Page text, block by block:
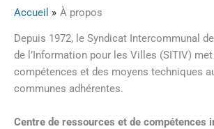
Accueil À propos
Depuis 1972, le Syndicat Intercommunal
de l’Information pour les Villes (SITIV)
compétences et des moyens techniques
communes adhérentes.
Centre de ressources et de compétences